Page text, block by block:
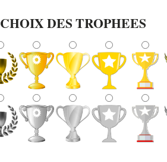
CHOIX DES TROPHEES